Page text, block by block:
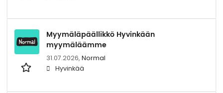
Myymäläpäällikkö Hyvinkään
myymäläämme
31.07.2026, Normal
Hyvinkää